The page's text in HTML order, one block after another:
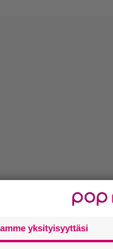
yksityisyyttäsi